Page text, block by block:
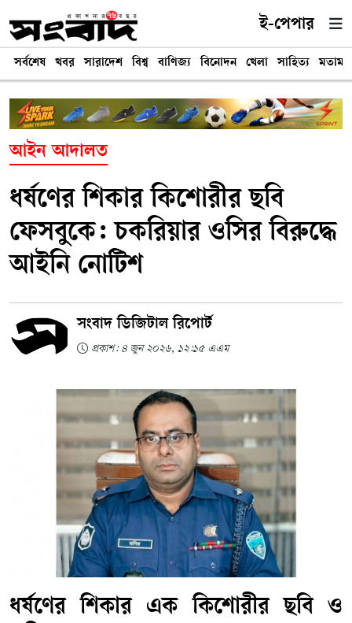
ই-পেপার
সর্বশেষ খবর সারাদেশ বিশ্ব বাণিজ্য বিনোদন খেলা সাহিত্য মতামত
আইন আদালত
ধর্ষণের শিকার কিশোরীর ছবি
ফেসবুকে: চকরিয়ার ওসির বিরুদ্ধে
আইনি নোটিশ
সংবাদ ডিজিটাল রিপোর্ট
প্রকাশ: ৪ জুন ২০২৬, ১২:১৫ এএম
​ধর্ষণের শিকার এক কিশোরীর ছবি ও